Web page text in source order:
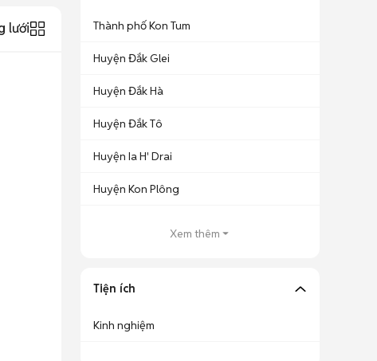
lưới Thành phố Kon Tum
Huyện Đắk Glei
Huyện Đắk Hà
Huyện Đắk Tô
Huyện Ia H' Drai
Huyện Kon Plông
Xem thêm
Tiện ích
Kinh nghiệm